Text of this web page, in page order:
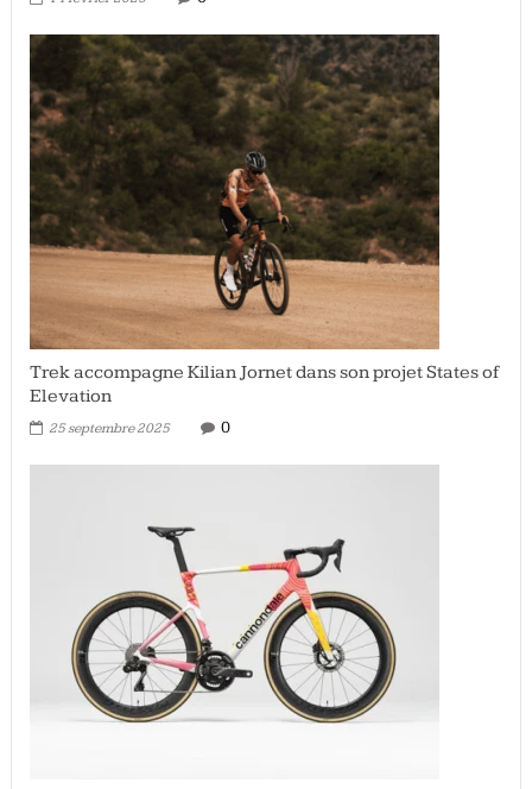
Trek accompagne Kilian Jornet dans son projet States of
Elevation
25 septembre 2025 0